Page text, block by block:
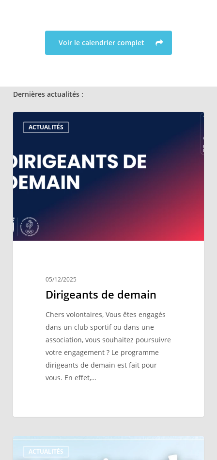
Voir le calendrier complet
Dernières actualités :
ACTUALITÉS
05/12/2025
Dirigeants de demain
Chers volontaires, Vous êtes engagés
dans un club sportif ou dans une
association, vous souhaitez poursuivre
votre engagement ? Le programme
dirigeants de demain est fait pour
vous. En effet,…
ACTUALITÉS
Rencontre